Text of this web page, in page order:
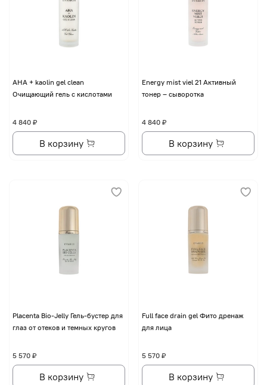
AHA + kaolin gel clean
Очищающий гель с кислотами
4 840 ₽
В корзину
Energy mist viel 21 Активный
тонер – сыворотка
4 840 ₽
В корзину
Placenta Bio-Jelly Гель-бустер для
глаз от отеков и темных кругов
5 570 ₽
В корзину
Full face drain gel Фито дренаж
для лица
5 570 ₽
В корзину